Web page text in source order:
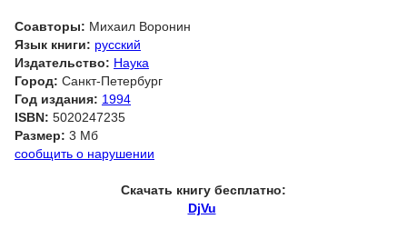
Соавторы: Михаил Воронин
Язык книги: русский
Издательство: Наука
Город: Санкт-Петербург
Год издания: 1994
ISBN: 5020247235
Размер: 3 Мб
сообщить о нарушении
Скачать книгу бесплатно:
DjVu